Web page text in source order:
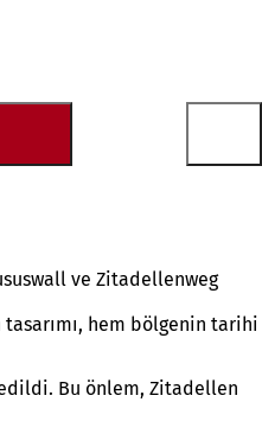
ve Zitadellenweg
hem bölgenin tarihi
Bu önlem, Zitadellen